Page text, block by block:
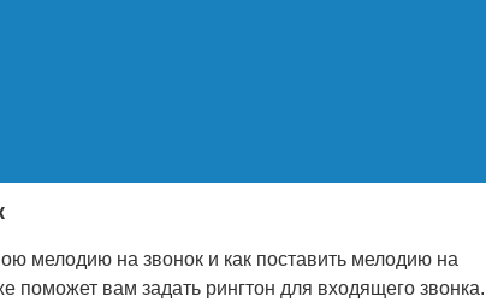
мелодию на звонок и как поставить мелодию на
поможет вам задать рингтон для входящего звонка.